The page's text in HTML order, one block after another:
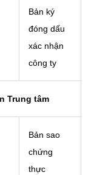
Bản ký
đóng dấu
xác nhận
công ty
Trung tâm
Bản sao
chứng
thực